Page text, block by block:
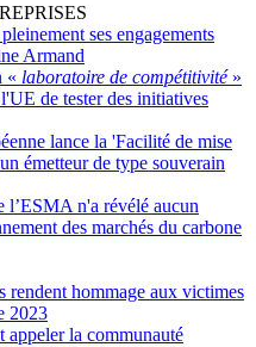
ses engagements
Armand
« laboratoire de compétitivité»
de tester des initiatives
lance la 'Facilité de mise
émetteur de type souverain
l’ESMA n'a révélé aucun
des marchés du carbone
rendent hommage aux victimes
2023
appeler la communauté